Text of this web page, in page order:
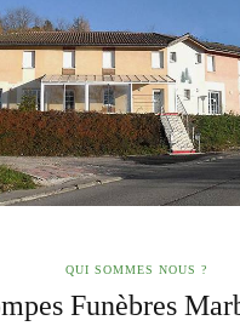
QUI SOMMES NOUS ?
Funèbres